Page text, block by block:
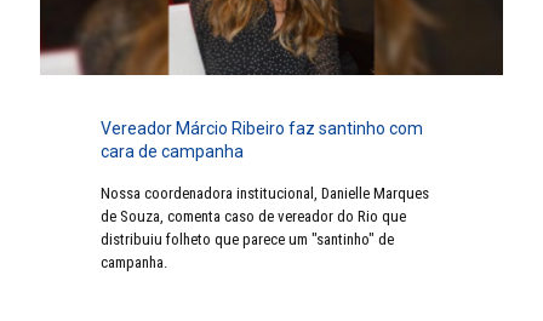
Vereador Márcio Ribeiro faz santinho com
cara de campanha
Nossa coordenadora institucional, Danielle Marques
de Souza, comenta caso de vereador do Rio que
distribuiu folheto que parece um "santinho" de
campanha.